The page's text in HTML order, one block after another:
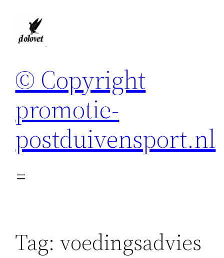
© Copyright
promotie-
postduivensport.nl
Tag: voedingsadvies